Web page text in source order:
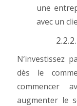
une
avec un
N’investissez
dès le
commencer
augmenter le